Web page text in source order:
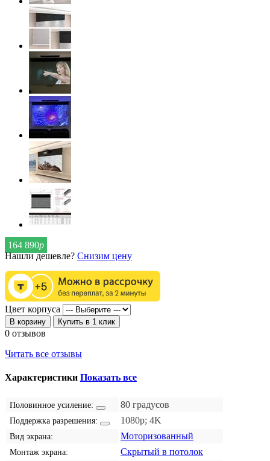
164 890р
Нашли дешевле? Снизим цену
Цвет корпуса
В корзину Купить в 1 клик
0 отзывов
Читать все отзывы
Характеристики Показать все
Половинное усиление: 80 градусов
Поддержка разрешения: 1080p; 4K
Вид экрана: Моторизованный
Монтаж экрана: Скрытый в потолок